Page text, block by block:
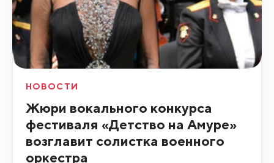
НОВОСТИ
Жюри вокального конкурса
фестиваля «Детство на Амуре»
возглавит солистка военного
оркестра